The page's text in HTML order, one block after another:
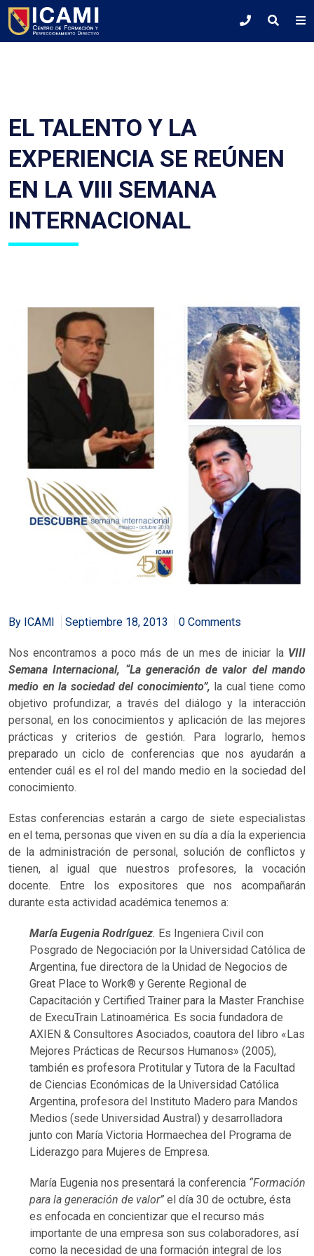
EL TALENTO Y LA
EXPERIENCIA SE REÚNEN
EN LA VIII SEMANA
INTERNACIONAL
By ICAMI Septiembre 18, 2013 0 Comments
Nos encontramos a poco más de un mes de iniciar la VIII
Semana Internacional, “La generación de valor del mando
medio en la sociedad del conocimiento”, la cual tiene como
objetivo profundizar, a través del diálogo y la interacción
personal, en los conocimientos y aplicación de las mejores
prácticas y criterios de gestión. Para lograrlo, hemos
preparado un ciclo de conferencias que nos ayudarán a
entender cuál es el rol del mando medio en la sociedad del
conocimiento.
Estas conferencias estarán a cargo de siete especialistas
en el tema, personas que viven en su día a día la experiencia
de la administración de personal, solución de conflictos y
tienen, al igual que nuestros profesores, la vocación
docente. Entre los expositores que nos acompañarán
durante esta actividad académica tenemos a:
María Eugenia Rodríguez. Es Ingeniera Civil con
Posgrado de Negociación por la Universidad Católica de
Argentina, fue directora de la Unidad de Negocios de
Great Place to Work® y Gerente Regional de
Capacitación y Certified Trainer para la Master Franchise
de ExecuTrain Latinoamérica. Es socia fundadora de
AXIEN & Consultores Asociados, coautora del libro «Las
Mejores Prácticas de Recursos Humanos» (2005),
también es profesora Protitular y Tutora de la Facultad
de Ciencias Económicas de la Universidad Católica
Argentina, profesora del Instituto Madero para Mandos
Medios (sede Universidad Austral) y desarrolladora
junto con María Victoria Hormaechea del Programa de
Liderazgo para Mujeres de Empresa.
María Eugenia nos presentará la conferencia “Formación
para la generación de valor” el día 30 de octubre, ésta
es enfocada en concientizar que el recurso más
importante de una empresa son sus colaboradores, así
como la necesidad de una formación integral de los